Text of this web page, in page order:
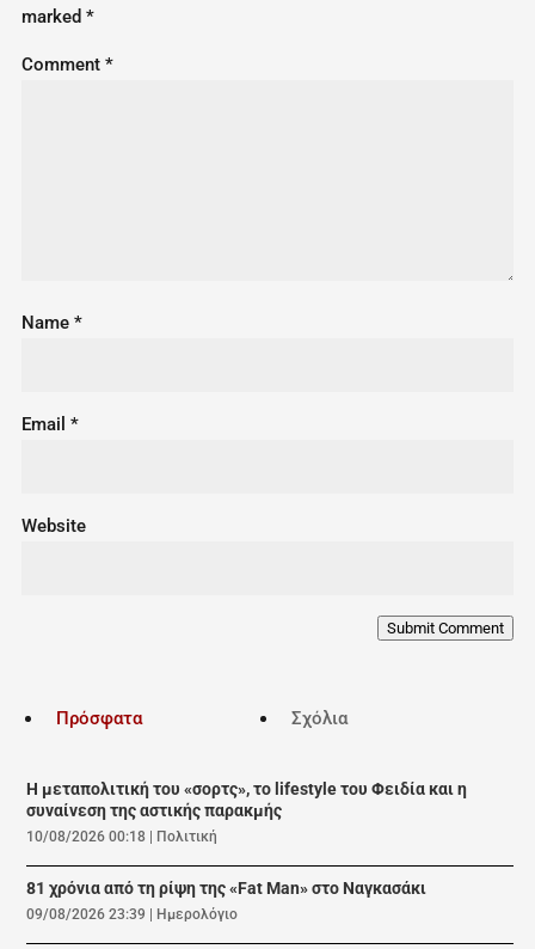
marked *
Comment *
Name *
Email *
Website
Submit Comment
Πρόσφατα Σχόλια
Η μεταπολιτική του «σορτς», το lifestyle του Φειδία και η
συναίνεση της αστικής παρακμής
10/08/2026 00:18 Πολιτική
81 χρόνια από τη ρίψη της «Fat Man» στο Ναγκασάκι
09/08/2026 23:39 Ημερολόγιο